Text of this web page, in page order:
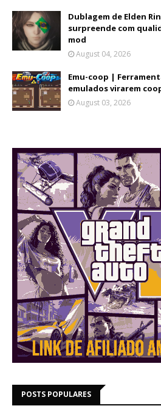
Dublagem de Elden
surpreende com
mod
August 04, 2026
Emu-coop |
emulados virarem
August 03, 2026
POSTS POPULARES